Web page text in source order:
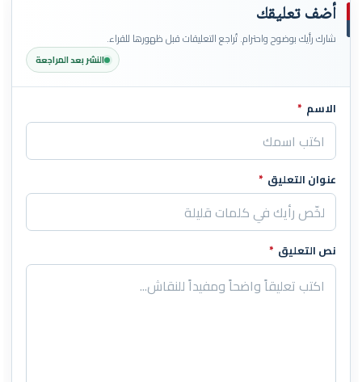
أضف تعليقك
شارك رأيك بوضوح واحترام. تُراجع التعليقات قبل ظهورها للقراء.
النشر بعد المراجعة
اترك هذا الحقل فارغاً
الاسم *
عنوان التعليق *
نص التعليق *